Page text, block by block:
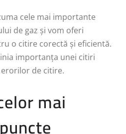
cele mai importante
de gaz și vom oferi
o citire corectă și eficientă.
importanța unei citiri
de citire.
mai